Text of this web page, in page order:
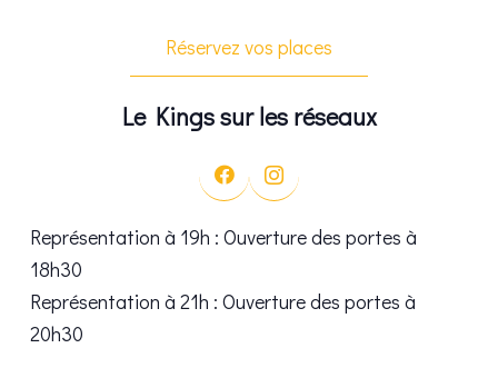
Réservez vos places
Le Kings sur les réseaux
Représentation à 19h : Ouverture des portes à
18h30
Représentation à 21h : Ouverture des portes à
20h30